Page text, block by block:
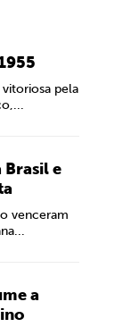
pela
Brasil e
venceram
a